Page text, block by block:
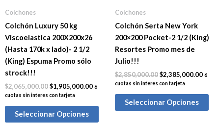
Colchones
Colchón Luxury 50 kg
Viscoelastica 200X200x26
(Hasta 170k x lado)- 2 1/2
(King) Espuma Promo sólo
strock!!!
$2,065,000.00$1,905,000.00 6
cuotas sin interes con tarjeta
Seleccionar Opciones
Colchones
Colchón Serta New York
200×200 Pocket-2 1/2 (King)
Resortes Promo mes de
Julio!!!
$2,850,000.00$2,385,000.00 6
cuotas sin interes con tarjeta
Seleccionar Opciones